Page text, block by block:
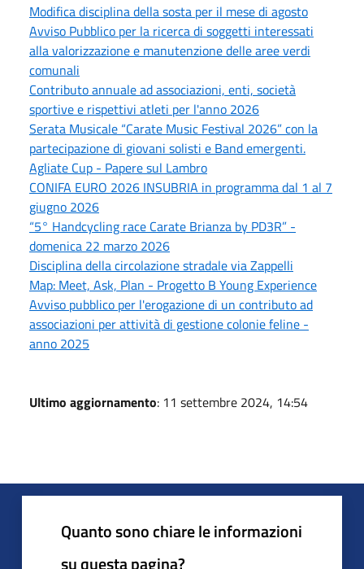
Modifica disciplina della sosta per il mese di agosto
Avviso Pubblico per la ricerca di soggetti interessati
alla valorizzazione e manutenzione delle aree verdi
comunali
Contributo annuale ad associazioni, enti, società
sportive e rispettivi atleti per l'anno 2026
Serata Musicale “Carate Music Festival 2026” con la
partecipazione di giovani solisti e Band emergenti.
Agliate Cup - Papere sul Lambro
CONIFA EURO 2026 INSUBRIA in programma dal 1 al 7
giugno 2026
“5° Handcycling race Carate Brianza by PD3R” -
domenica 22 marzo 2026
Disciplina della circolazione stradale via Zappelli
Map: Meet, Ask, Plan - Progetto B Young Experience
Avviso pubblico per l'erogazione di un contributo ad
associazioni per attività di gestione colonie feline -
anno 2025
Ultimo aggiornamento: 11 settembre 2024, 14:54
Quanto sono chiare le informazioni
su questa pagina?